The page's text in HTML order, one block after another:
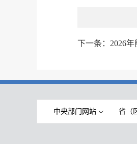
下一条： 2026
中央部门网站 省（